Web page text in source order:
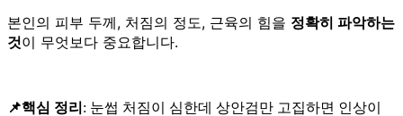
본인의 피부 두께, 처짐의 정도, 근육의 힘을 정확히 파악하는
것이 무엇보다 중요합니다.
📌핵심 정리 : 눈썹 처짐이 심한데 상안검만 고집하면 인상이